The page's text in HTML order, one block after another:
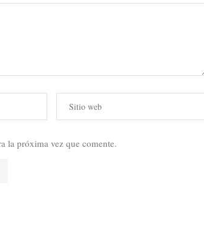
la próxima vez que comente.